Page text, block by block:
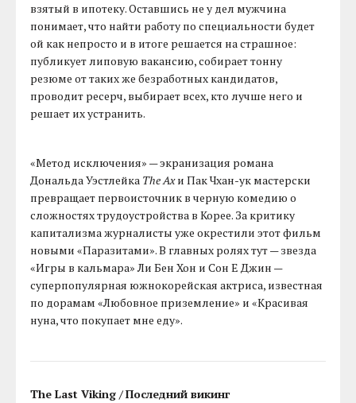
взятый в ипотеку. Оставшись не у дел мужчина
понимает, что найти работу по специальности будет
ой как непросто и в итоге решается на страшное:
публикует липовую вакансию, собирает тонну
резюме от таких же безработных кандидатов,
проводит ресерч, выбирает всех, кто лучше него и
решает их устранить.
«Метод исключения» — экранизация романа
Дональда Уэстлейка The Axи Пак Чхан-ук мастерски
превращает первоисточник в черную комедию о
сложностях трудоустройства в Корее. За критику
капитализма журналисты уже окрестили этот фильм
новыми «Паразитами». В главных ролях тут — звезда
«Игры в кальмара» Ли Бен Хон и Сон Е Джин —
суперпопулярная южнокорейская актриса, известная
по дорамам «Любовное приземление» и «Красивая
нуна, что покупает мне еду».
The Last Viking /Последний викинг